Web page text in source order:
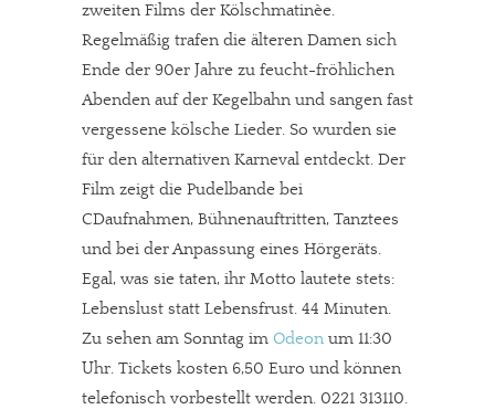
zweiten Films der Kölschmatinèe.
Regelmäßig trafen die älteren Damen sich
Ende der 90er Jahre zu feucht-fröhlichen
Abenden auf der Kegelbahn und sangen fast
vergessene kölsche Lieder. So wurden sie
für den alternativen Karneval entdeckt. Der
Film zeigt die Pudelbande bei
CDaufnahmen, Bühnenauftritten, Tanztees
und bei der Anpassung eines Hörgeräts.
Egal, was sie taten, ihr Motto lautete stets:
Lebenslust statt Lebensfrust. 44 Minuten.
Zu sehen am Sonntag im Odeon um 11:30
Uhr. Tickets kosten 6,50 Euro und können
telefonisch vorbestellt werden. 0221 313110.